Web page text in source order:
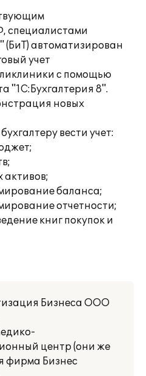
специалистами
(БиТ) автоматизирован
учет
с помощью
"1С:Бухгалтерия 8".
новых
вести учет:
активов;
баланса;
отчетности;
книг покупок и
Бизнеса ООО
центр (они же
фирма Бизнес